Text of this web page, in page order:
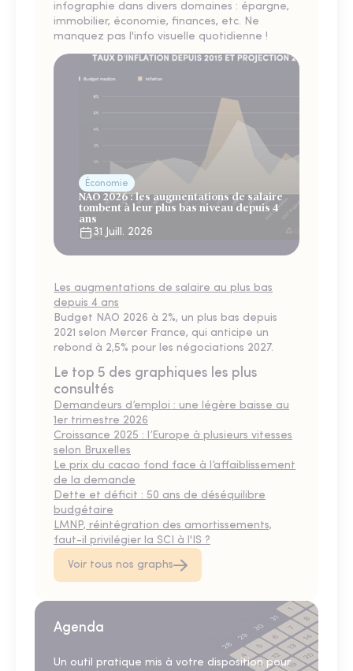
infographie dans divers domaines : épargne,
immobilier, économie, finances, etc. Ne
manquez pas l'info visuelle quotidienne !
Économie
NAO 2026 : les augmentations de salaire
tombent à leur plus bas niveau depuis 4
ans
31 Juill. 2026
Les augmentations de salaire au plus bas
depuis 4 ans
Budget NAO 2026 à 2%, un plus bas depuis
2021 selon Mercer France, qui anticipe un
rebond à 2,5% pour les négociations 2027.
Le top 5 des graphiques les plus
consultés
Demandeurs d’emploi : une légère baisse au
1er trimestre 2026
Croissance 2025 : l’Europe à plusieurs vitesses
selon Bruxelles
Le prix du cacao fond face à l’affaiblissement
de la demande
Dette et déficit : 50 ans de déséquilibre
budgétaire
LMNP, réintégration des amortissements,
faut-il privilégier la SCI à l'IS ?
Voir tous nos graphs
Agenda
Un outil pratique mis à votre disposition pour